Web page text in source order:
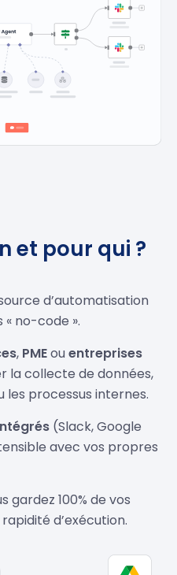
et pour qui ?
d’automatisation
no-code ».
, PMEouentreprises
la collecte de données,
les processus internes.
(Slack, Google
avec vos propres
gardez 100% de vos
d’exécution.